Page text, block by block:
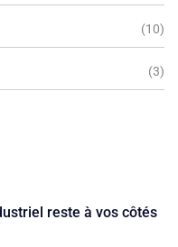
(10)
(3)
reste à vos côtés